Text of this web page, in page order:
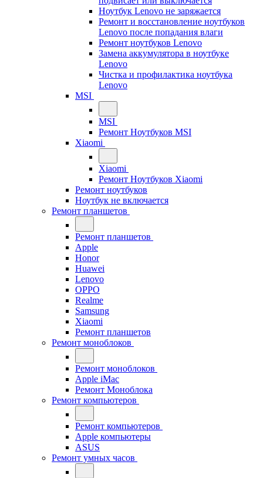
Ноутбук Lenovo не заряжается
Ремонт и восстановление ноутбуков
Lenovo после попадания влаги
Ремонт ноутбуков Lenovo
Замена аккумулятора в ноутбуке
Lenovo
Чистка и профилактика ноутбука
Lenovo
MSI
MSI
Ремонт Ноутбуков MSI
Xiaomi
Xiaomi
Ремонт Ноутбуков Xiaomi
Ремонт ноутбуков
Ноутбук не включается
Ремонт планшетов
Ремонт планшетов
Apple
Honor
Huawei
Lenovo
OPPO
Realme
Samsung
Xiaomi
Ремонт планшетов
Ремонт моноблоков
Ремонт моноблоков
Apple iMac
Ремонт Моноблока
Ремонт компьютеров
Ремонт компьютеров
Apple компьютеры
ASUS
Ремонт умных часов